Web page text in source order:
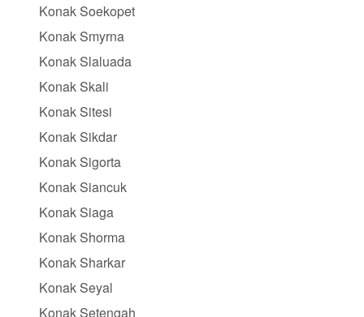
Konak Soekopet
Konak Smyrna
Konak Slaluada
Konak Skali
Konak Sitesi
Konak Sikdar
Konak Sigorta
Konak Siancuk
Konak Siaga
Konak Shorma
Konak Sharkar
Konak Seyal
Konak Setengah